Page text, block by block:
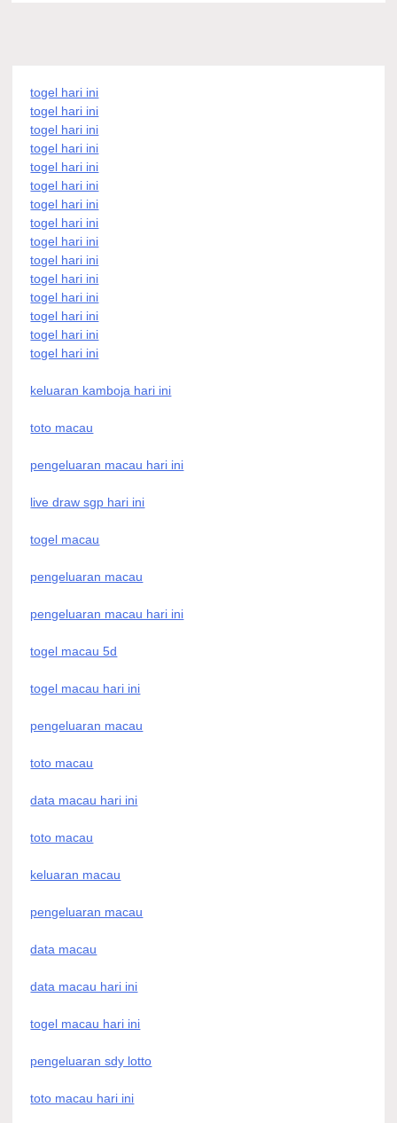
togel hari ini
togel hari ini
togel hari ini
togel hari ini
togel hari ini
togel hari ini
togel hari ini
togel hari ini
togel hari ini
togel hari ini
togel hari ini
togel hari ini
togel hari ini
togel hari ini
togel hari ini
keluaran kamboja hari ini
toto macau
pengeluaran macau hari ini
live draw sgp hari ini
togel macau
pengeluaran macau
pengeluaran macau hari ini
togel macau 5d
togel macau hari ini
pengeluaran macau
toto macau
data macau hari ini
toto macau
keluaran macau
pengeluaran macau
data macau
data macau hari ini
togel macau hari ini
pengeluaran sdy lotto
toto macau hari ini